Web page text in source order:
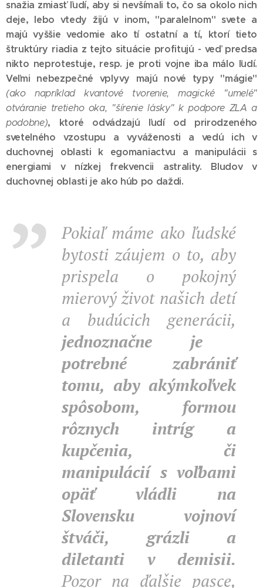
snažia zmiasť ľudí, aby si nevšímali to, čo sa okolo nich
deje, lebo vtedy žijú v inom, "paralelnom" svete a
majú vyššie vedomie ako tí ostatní a tí, ktorí tieto
štruktúry riadia z tejto situácie profitujú - veď predsa
nikto neprotestuje, resp. je proti vojne iba málo ľudí.
Veľmi nebezpečné vplyvy majú nové typy "mágie"
(ako napríklad kvantové tvorenie, magické "umelé"
otváranie tretieho oka, "šírenie lásky" k podpore ZLA a
podobne), ktoré odvádzajú ľudí od prirodzeného
svetelného vzostupu a vyváženosti a vedú ich v
duchovnej oblasti k egomaniactvu a manipulácii s
energiami v nízkej frekvencii astrality. Bludov v
duchovnej oblasti je ako húb po daždi.
Pokiaľ máme ako ľudské
bytosti záujem o to, aby
prispela o pokojný
mierový život našich detí
a budúcich generácii,
jednoznačne je
potrebné zabrániť
tomu, aby akýmkoľvek
spôsobom, formou
rôznych intríg a
kupčenia, či
manipulácií s voľbami
opäť vládli na
Slovensku vojnoví
štváči, grázli a
diletanti v demisii.
Pozor na ďalšie pasce,